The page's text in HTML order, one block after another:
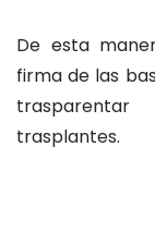
De esta
firma de las
trasplantes.